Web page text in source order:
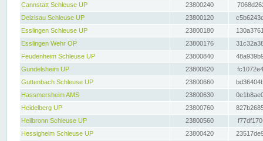
Cannstatt Schleuse UP
23800240
Deizisau Schleuse UP
23800120
Esslingen Schleuse UP
23800180
Esslingen Wehr OP
23800176
Feudenheim Schleuse UP
23800840
Gundelsheim UP
23800620
Guttenbach Schleuse UP
23800660
Hassmersheim AMS
23800630
Heidelberg UP
23800760
Heilbronn Schleuse UP
23800560
Hessigheim Schleuse UP
23800420